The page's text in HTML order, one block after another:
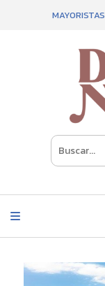
MAYORISTAS